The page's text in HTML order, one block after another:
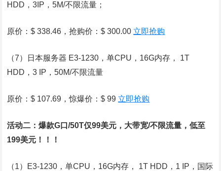
HDD，3IP，5M/不限流量；
原价：$ 338.46，抢购价：$ 300.00 立即抢购
（7）日本服务器 E3-1230，单CPU，16G内存， 1T
HDD，3 IP，50M/不限流量
原价：$ 107.69，惊爆价：$ 99 立即抢购
活动二：爆款G口/50T仅99美元，大带宽/不限流量，低至
199美元！！！
（1）E3-1230，单CPU，16G内存， 1T HDD，1 IP，国际